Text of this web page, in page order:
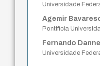
Universidade
Agemir
Pontifícia
Fernando
Universidade